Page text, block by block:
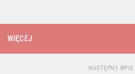
WIĘCEJ
NASTĘPNY WPIS